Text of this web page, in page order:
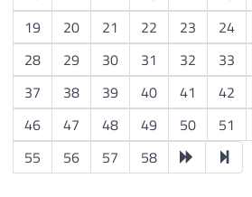
19
20 21 22 23 24
28
29 30 31 32 33
37
38 39 40 41 42
46
47 48 49 50 51
55
56 57 58